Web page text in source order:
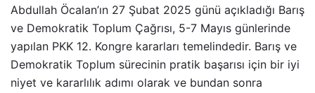
Abdullah Öcalan’ın 27 Şubat 2025 günü açıkladığı Barış
ve Demokratik Toplum Çağrısı, 5-7 Mayıs günlerinde
yapılan PKK 12. Kongre kararları temelindedir. Barış ve
Demokratik Toplum sürecinin pratik başarısı için bir iyi
niyet ve kararlılık adımı olarak ve bundan sonra